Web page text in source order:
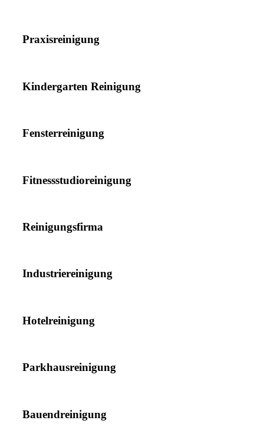
Praxisreinigung
Kindergarten Reinigung
Fensterreinigung
Fitnessstudioreinigung
Reinigungsfirma
Industriereinigung
Hotelreinigung
Parkhausreinigung
Bauendreinigung